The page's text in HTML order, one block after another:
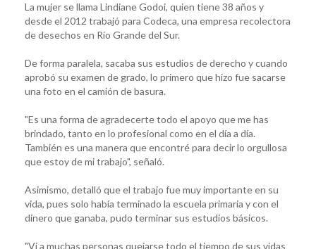
La mujer se llama Lindiane Godoi, quien tiene 38 años y
desde el 2012 trabajó para Codeca, una empresa recolectora
de desechos en Río Grande del Sur.
De forma paralela, sacaba sus estudios de derecho y cuando
aprobó su examen de grado, lo primero que hizo fue sacarse
una foto en el camión de basura.
"Es una forma de agradecerte todo el apoyo que me has
brindado, tanto en lo profesional como en el día a día.
También es una manera que encontré para decir lo orgullosa
que estoy de mi trabajo", señaló.
Asimismo, detalló que el trabajo fue muy importante en su
vida, pues solo había terminado la escuela primaria y con el
dinero que ganaba, pudo terminar sus estudios básicos.
"Vi a muchas personas quejarse todo el tiempo de sus vidas